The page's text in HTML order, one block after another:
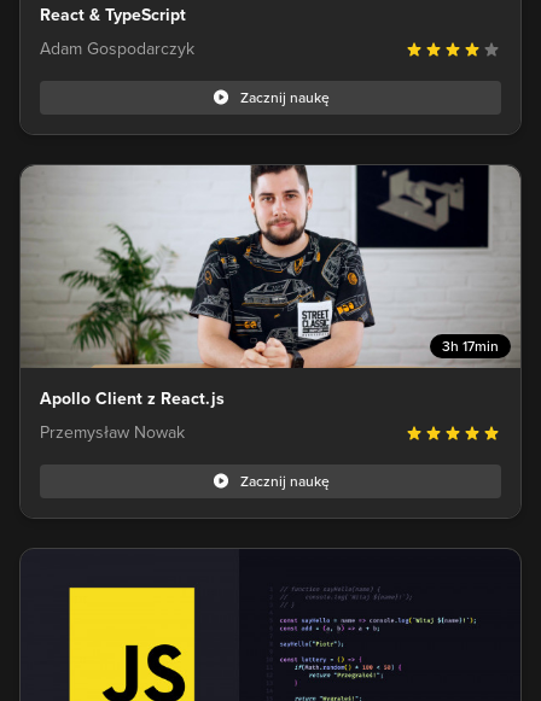
React & TypeScript
Adam Gospodarczyk
Zacznij naukę
3h 17min
Apollo Client z React.js
Przemysław Nowak
Zacznij naukę